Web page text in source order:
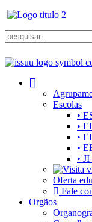
Escolas
•
•
•
•
•
Oferta
Fale
Orgãos